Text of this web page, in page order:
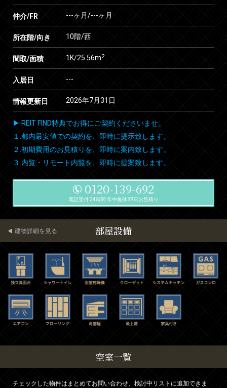
仲介/FR ---ヶ月/---ヶ月
所在階/向き 10階/西
間取/面積 1K/25.56m2
入居日 ---
情報更新日 2026年7月31日
▶ REIT FIND特典でお得にご契約くださいませ。
１.都内最安値での契約を、即時に提示致します。
２.初期費用のお見積りを、即時に案内致します。
３.内覧・リモート内覧を、即時に提案致します。
0120-139-692
電話受付 24時間 年中無休 即日お見積り
部屋設備
建物詳細を見る
空室一覧
チェックした物件はまとめてお問い合わせ、検討中リストに追加できま